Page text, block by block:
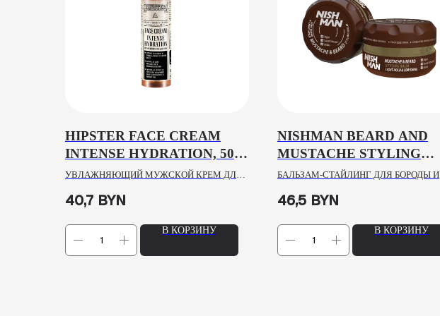
HIPSTER FACE CREAM
INTENSE HYDRATION, 50
ML
УВЛАЖНЯЮЩИЙ МУЖСКОЙ КРЕМ ДЛЯ
40,7 BYN
В КОРЗИНУ
NISHMAN BEARD AND
MUSTACHE STYLING
BALM, 100ML
БАЛЬЗАМ-СТАЙЛИНГ ДЛЯ БОРОДЫ И
46,5 BYN
В КОРЗИНУ